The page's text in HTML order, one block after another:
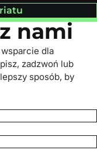
nami
dla
zadzwoń lub
sposób, by